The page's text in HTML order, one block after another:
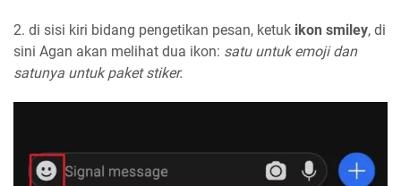
2. di sisi kiri bidang pengetikan pesan, ketuk ikon smiley, di
sini Agan akan melihat dua ikon: satu untuk emoji dan
satunya untuk paket stiker.